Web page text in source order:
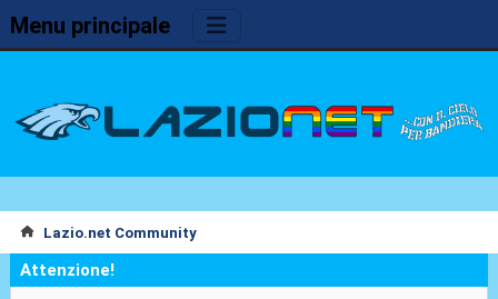
Menu principale
Lazio.net Community
Attenzione!